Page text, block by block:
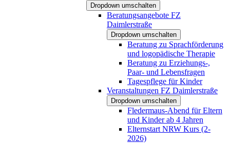
Dropdown umschalten
Beratungsangebote FZ
Daimlerstraße
Dropdown umschalten
Beratung zu Sprachförderung
und logopädische Therapie
Beratung zu Erziehungs-,
Paar- und Lebensfragen
Tagespflege für Kinder
Veranstaltungen FZ Daimlerstraße
Dropdown umschalten
Fledermaus-Abend für Eltern
und Kinder ab 4 Jahren
Elternstart NRW Kurs (2-
2026)